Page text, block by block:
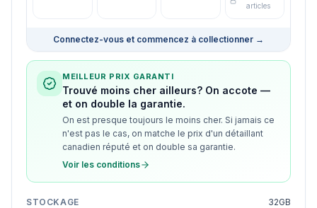
articles
Connectez-vous et commencez à collectionner →
MEILLEUR PRIX GARANTI
Trouvé moins cher ailleurs? On accote —
et on double la garantie.
On est presque toujours le moins cher. Si jamais ce
n'est pas le cas, on matche le prix d'un détaillant
canadien réputé et on double sa garantie.
Voir les conditions
STOCKAGE 32GB